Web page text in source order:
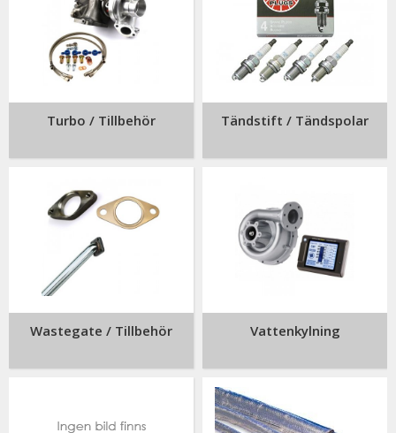
Turbo / Tillbehör Tändstift / Tändspolar
Wastegate / Tillbehör Vattenkylning